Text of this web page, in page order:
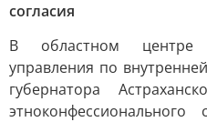
согласия
В областном центре
управления по
губернатора